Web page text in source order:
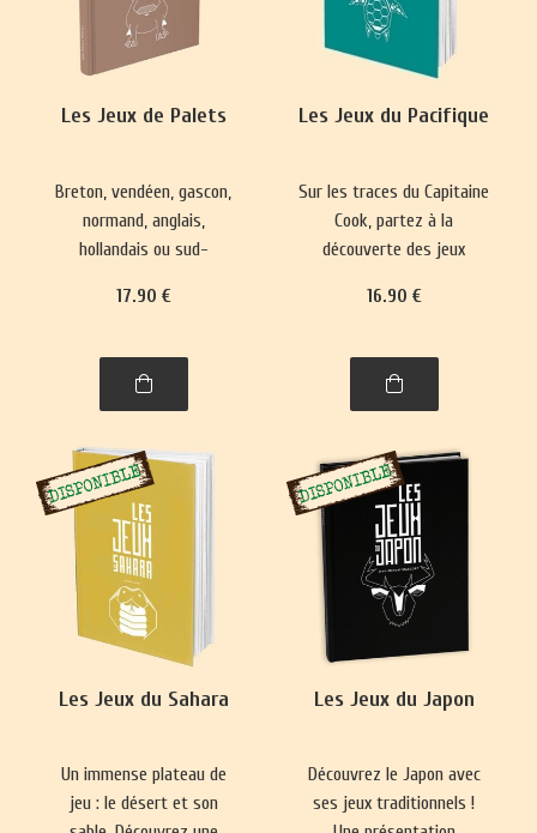
Les Jeux de Palets
Breton, vendéen, gascon,
normand, anglais,
hollandais ou sud-
se pratique presque
emmènera à la découverte
de nombre de ses
peu surprenantes.
17.90 €
Les Jeux du Pacifique
Sur les traces du Capitaine
Cook, partez à la
découverte des jeux
Nouvelle-Zélande,
de Brunei.
16.90 €
Les Jeux du Sahara
Un immense plateau de
jeu : le désert et son
Les Jeux du Japon
Découvrez le Japon avec
ses jeux traditionnels !